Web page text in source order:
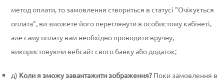
метод оплати, то замовлення створиться в статусі "Очікується
оплата", ви зможете його переглянути в особистому кабінеті,
але саму оплату вам необхідно проводити вручну,
використовуючи вебсайт свого банку або додаток;
д) Коли я зможу завантажити зображення? Поки замовлення в